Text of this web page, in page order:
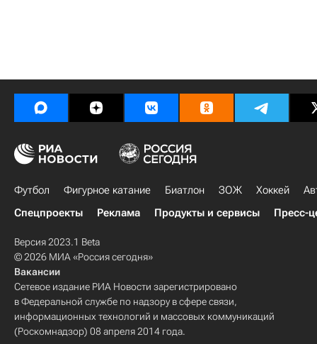
Футбол Фигурное катание Биатлон ЗОЖ Хоккей
Спецпроекты
Реклама Продукты и сервисы Пресс-
Версия 2023.1 Beta
© 2026 МИА «Россия сегодня»
Вакансии
Сетевое издание РИА Новости зарегистрировано
в Федеральной службе по надзору в сфере связи,
информационных технологий и массовых коммуникаций
(Роскомнадзор) 08 апреля 2014 года.